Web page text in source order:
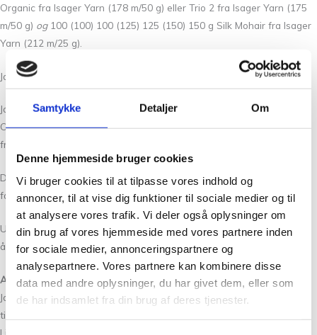
Samtykke Detaljer Om
Denne hjemmeside bruger cookies
Vi bruger cookies til at tilpasse vores indhold og
annoncer, til at vise dig funktioner til sociale medier og til
at analysere vores trafik. Vi deler også oplysninger om
din brug af vores hjemmeside med vores partnere inden
for sociale medier, annonceringspartnere og
analysepartnere. Vores partnere kan kombinere disse
data med andre oplysninger, du har givet dem, eller som
de har indsamlet fra din brug af deres tjenester.
Organic fra Isager Yarn (178 m/50 g) eller Trio 2 fra Isager Yarn (175
m/50 g) og100 (100) 100 (125) 125 (150) 150 g Silk Mohair fra Isager
Yarn (212 m/25 g).
Jakken strikkes med tre tråde.
Jakken på de første billeder er strikket i Alpaca 1 i farven Peach, Hør
Organic i farven Nougat og Silk Mohair i farven 63. Alle tre garner er
fra Isager Yarn.
Den sorte version af jakken er strikket i Alpaca 1 i farve 30, Trio 2 i
farven Ink og Silk Mohair i farve 30.
Udover garn skal du bruge 6 maskemarkører – hvoraf 2 skal kunne
åbnes som sikkerhedsnåle.
Anbefalede nåle
Jakken strikkes i perlestrikningsmønster i dobbelt højde frem og
tilbage på rundpind 4,5 mm (80-100 cm) med 1 tråd Alpaca 1, 1 tråd
Line Organic/Trio 2 og 1 tråd Silk Mohair samlet.